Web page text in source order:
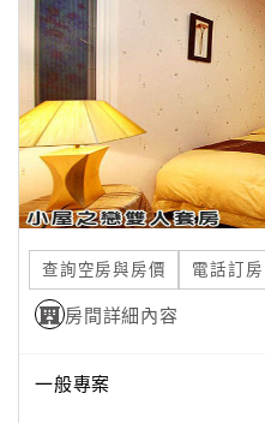
Line
線
上
客
服
紅
利
查
查詢空房與房價 電話訂房
房間詳細內容
一般專案